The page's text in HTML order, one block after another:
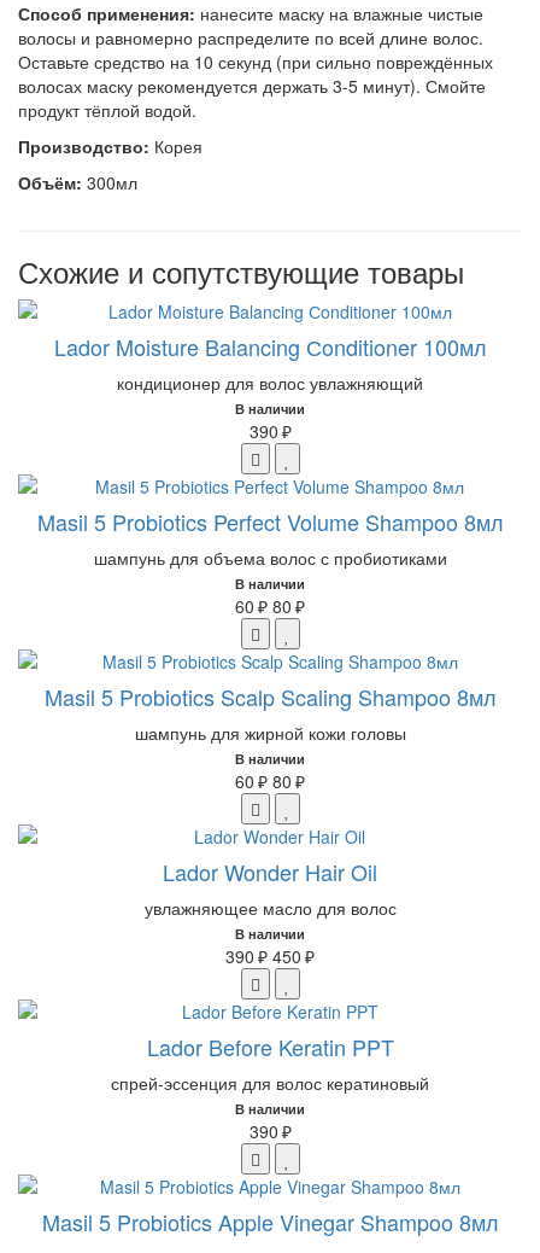
Способ применения: нанесите маску на влажные чистые
волосы и равномерно распределите по всей длине волос.
Оставьте средство на 10 секунд (при сильно повреждённых
волосах маску рекомендуется держать 3-5 минут). Смойте
продукт тёплой водой.
Производство: Корея
Объём: 300мл
Схожие и сопутствующие товары
Lador Moisture Balancing Сonditioner 100мл
кондиционер для волос увлажняющий
В наличии
390 ₽
Masil 5 Probiotics Perfect Volume Shampoo 8мл
шампунь для объема волос с пробиотиками
В наличии
60 ₽ 80 ₽
Masil 5 Probiotics Scalp Scaling Shampoo 8мл
шампунь для жирной кожи головы
В наличии
60 ₽ 80 ₽
Lador Wonder Hair Oil
увлажняющее масло для волос
В наличии
390 ₽ 450 ₽
Lador Before Keratin PPT
спрей-эссенция для волос кератиновый
В наличии
390 ₽
Masil 5 Probiotics Apple Vinegar Shampoo 8мл